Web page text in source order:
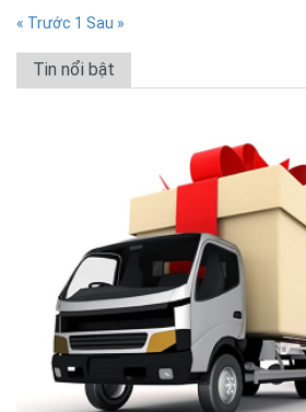
« Trước 1 Sau »
Tin nổi bật